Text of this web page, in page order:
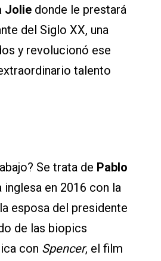
Jolie donde le prestará
del Siglo XX, una
y revolucionó ese
talento
Se trata de Pablo
en 2016 con la
esposa del presidente
de las biopics
con Spencer, el film